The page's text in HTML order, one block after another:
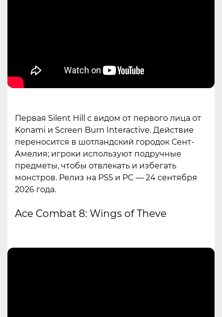
Первая Silent Hill с видом от первого лица от
Konami и Screen Burn Interactive. Действие
переносится в шотландский городок Сент-
Амелия; игроки используют подручные
предметы, чтобы отвлекать и избегать
монстров. Релиз на PS5 и PC — 24 сентября
2026 года.
Ace Combat 8: Wings of Theve